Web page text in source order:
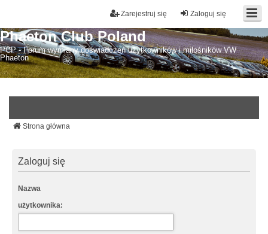
Zaloguj się
Zarejestruj się
Phaeton Club Poland
PCP - Forum wymiany doświadczeń użytkowników i miłośników VW
Phaeton
Strona główna
Zaloguj się
Nazwa
użytkownika: